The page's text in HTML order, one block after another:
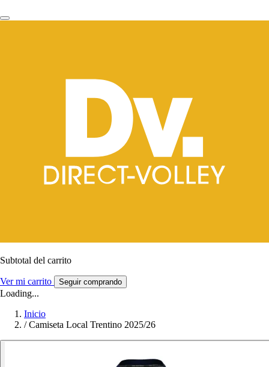
Subtotal del carrito
Ver mi carrito Seguir comprando
Loading...
Inicio
/ Camiseta Local Trentino 2025/26